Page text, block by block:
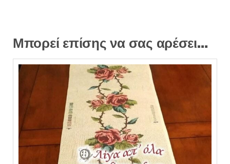
Μπορεί επίσης να σας αρέσει…